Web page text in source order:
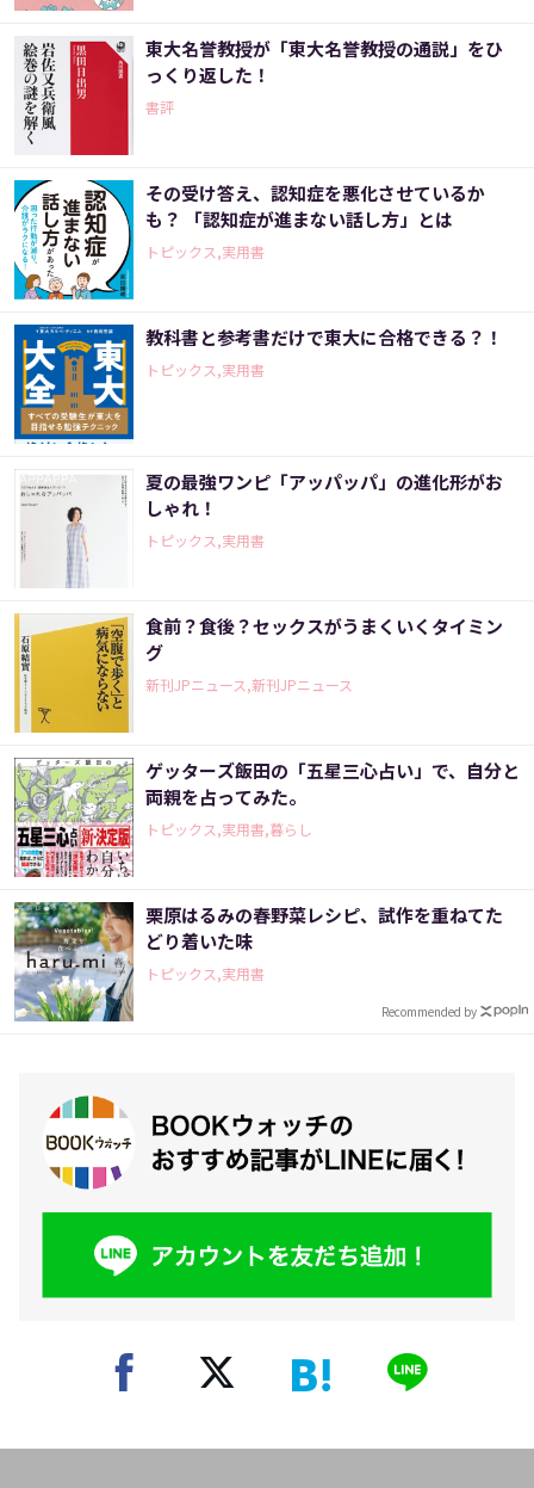
東大名誉教授が「東大名誉教授の通説」をひ
っくり返した！
書評
その受け答え、認知症を悪化させているか
も？ 「認知症が進まない話し方」とは
トピックス,実用書
教科書と参考書だけで東大に合格できる？！
トピックス,実用書
夏の最強ワンピ「アッパッパ」の進化形がお
しゃれ！
トピックス,実用書
食前？食後？セックスがうまくいくタイミン
グ
新刊JPニュース,新刊JPニュース
ゲッターズ飯田の「五星三心占い」で、自分と
両親を占ってみた。
トピックス,実用書,暮らし
栗原はるみの春野菜レシピ、試作を重ねてた
どり着いた味
トピックス,実用書
Recommended by